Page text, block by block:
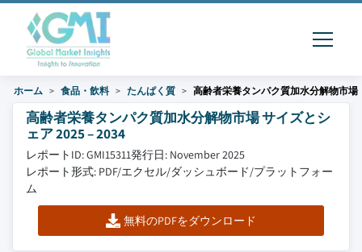
ホーム 食品・飲料 たんぱく質 高齢者栄養タンパク質加水分解物市場
高齢者栄養タンパク質加水分解物市場 サイズとシ
ェア 2025 – 2034
レポートID: GMI15311発行日: November 2025
レポート形式: PDF/エクセル/ダッシュボード/プラットフォー
ム
無料のPDFをダウンロード